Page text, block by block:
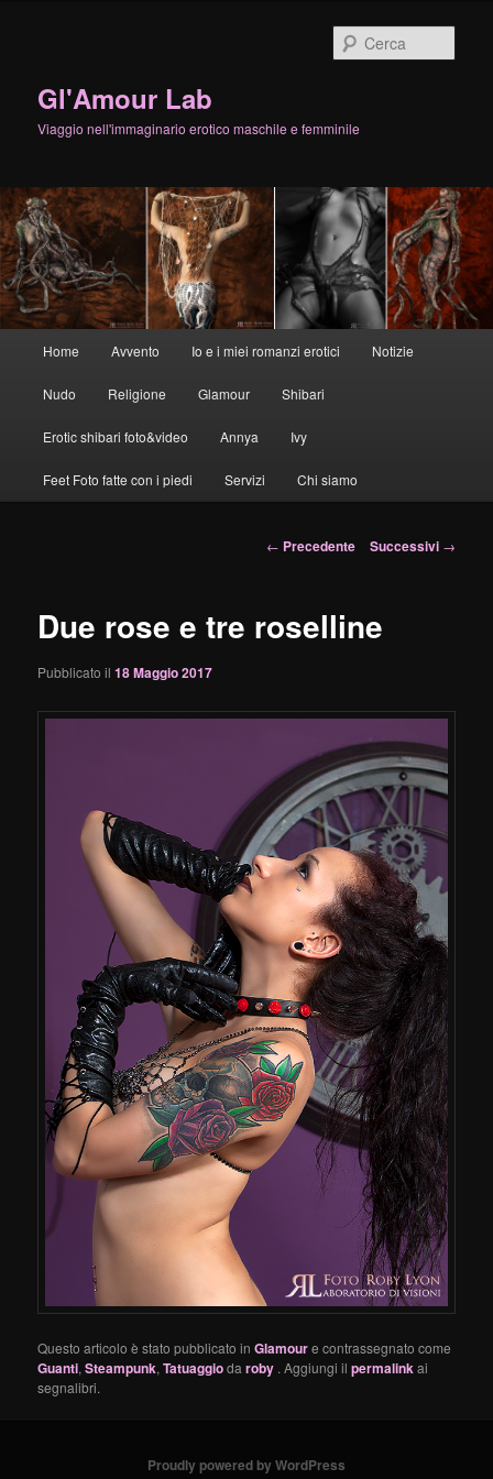
Gl'Amour Lab
Viaggio nell'immaginario erotico maschile e femminile
principale
Vai
al
contenuto
Home Avvento Io e i miei romanzi erotici Notizie
Nudo Religione Glamour Shibari
Erotic shibari foto&video Annya Ivy
Feet Foto fatte con i piedi Servizi Chi siamo
Navigazione
← Precedente Successivi →
Due rose e tre roselline
Pubblicato il18 Maggio 2017
Questo articolo è stato pubblicato inGlamoure contrassegnato come
Guanti,Steampunk,Tatuaggiodaroby . Aggiungi ilpermalink ai
segnalibri.
Proudly powered by WordPress